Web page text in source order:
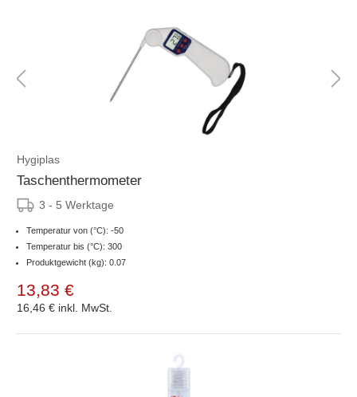
Hygiplas
Taschenthermometer
3 - 5 Werktage
Temperatur von (°C): -50
Temperatur bis (°C): 300
Produktgewicht (kg): 0.07
13,83 €
16,46 € inkl. MwSt.